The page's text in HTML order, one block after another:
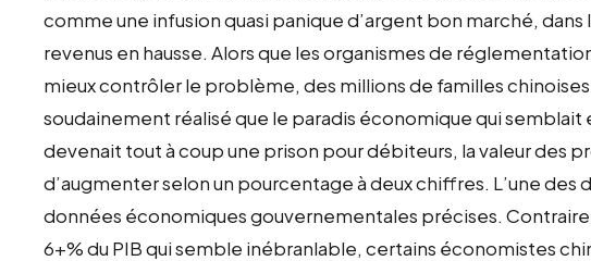
comme une infusion quasi panique d’argent bon marché,
revenus en hausse. Alors que les organismes de
mieux contrôler le problème, des millions de familles
soudainement réalisé que le paradis économique qui
devenait tout à coup une prison pour débiteurs, la valeur des
d’augmenter selon un pourcentage à deux chiffres. L’une
données économiques gouvernementales précises.
6+% du PIB qui semble inébranlable, certains économistes